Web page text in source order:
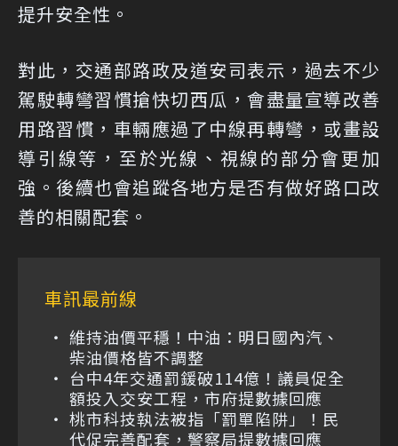
提升安全性。
對此，交通部路政及道安司表示，過去不少
駕駛轉彎習慣搶快切西瓜，會盡量宣導改善
用路習慣，車輛應過了中線再轉彎，或畫設
導引線等，至於光線、視線的部分會更加
強。後續也會追蹤各地方是否有做好路口改
善的相關配套。
車訊最前線
維持油價平穩！中油：明日國內汽、
柴油價格皆不調整
台中4年交通罰鍰破114億！議員促全
額投入交安工程，市府提數據回應
桃市科技執法被指「罰單陷阱」！民
代促完善配套，警察局提數據回應